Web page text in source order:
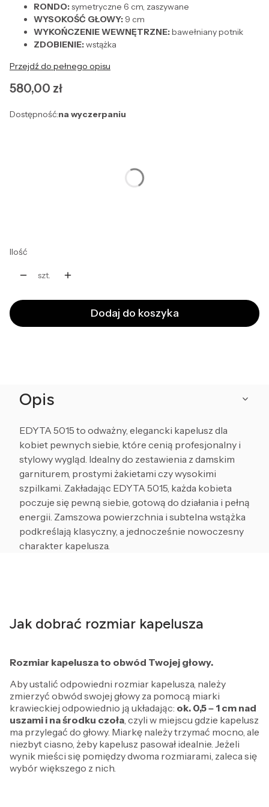
RONDO:symetryczne 6 cm, zaszywane
WYSOKOŚĆ GŁOWY: 9 cm
WYKOŃCZENIE WEWNĘTRZNE:bawełniany potnik
ZDOBIENIE:wstążka
Przejdź do pełnego opisu
Cena
580,00 zł
Dostępność:na wyczerpaniu
Ilość
szt.
Dodaj do koszyka
Opis
EDYTA 5015 to odważny, elegancki kapelusz dla
kobiet pewnych siebie, które cenią profesjonalny i
stylowy wygląd. Idealny do zestawienia z damskim
garniturem, prostymi żakietami czy wysokimi
szpilkami. Zakładając EDYTA 5015, każda kobieta
poczuje się pewną siebie, gotową do działania i pełną
energii. Zamszowa powierzchnia i subtelna wstążka
podkreślają klasyczny, a jednocześnie nowoczesny
charakter kapelusza.
Jak dobrać rozmiar kapelusza
Rozmiar kapelusza to obwód Twojej głowy.
Aby ustalić odpowiedni rozmiar kapelusza, należy
zmierzyć obwód swojej głowy za pomocą miarki
krawieckiej odpowiednio ją układając: ok. 0,5 – 1 cm nad
uszami i na środku czoła , czyli w miejscu gdzie kapelusz
ma przylegać do głowy. Miarkę należy trzymać mocno, ale
niezbyt ciasno, żeby kapelusz pasował idealnie. Jeżeli
wynik mieści się pomiędzy dwoma rozmiarami, zaleca się
wybór większego z nich.